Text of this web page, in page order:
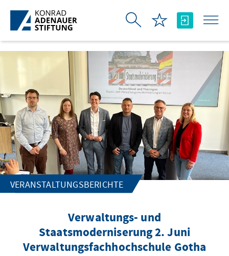
Zum Hauptinhalt springen
VERANSTALTUNGSBERICHTE
Verwaltungs- und
Staatsmoderniserung 2. Juni
Verwaltungsfachhochschule Gotha